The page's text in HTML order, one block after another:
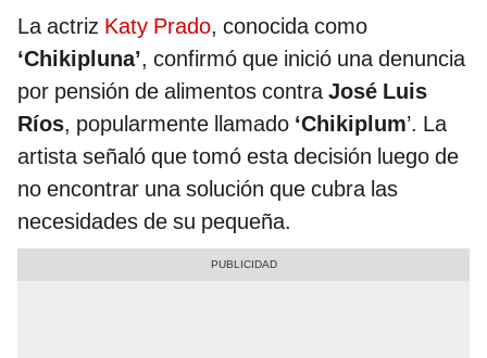
La actriz Katy Prado, conocida como
‘Chikipluna’, confirmó que inició una denuncia
por pensión de alimentos contraJosé Luis
Ríos, popularmente llamado ‘Chikiplum’. La
artista señaló que tomó esta decisión luego de
no encontrar una solución que cubra las
necesidades de su pequeña.